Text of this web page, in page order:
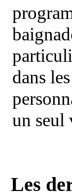
dans
un seul
Les